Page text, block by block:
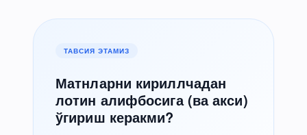
ТАВСИЯ ЭТАМИЗ
Матнларни кириллчадан
лотин алифбосига (ва акси)
ўгириш керакми?